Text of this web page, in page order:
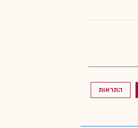
התראות